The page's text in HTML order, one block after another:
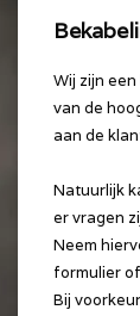
Wij zijn
van de
aan de
Natuurlijk
er vragen
Neem
formulier
Bij